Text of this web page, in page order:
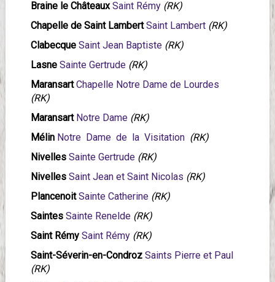
Braine le Châteaux Saint Rémy (RK)
Chapelle de Saint Lambert Saint Lambert (RK)
Clabecque Saint Jean Baptiste (RK)
LasneSainte Gertrude (RK)
Maransart Chapelle Notre Dame de Lourdes
(RK)
Maransart Notre Dame (RK)
Mélin Notre Dame de la Visitation(RK)
Nivelles Sainte Gertrude (RK)
Nivelles Saint Jean et Saint Nicolas (RK)
Plancenoit Sainte Catherine (RK)
Saintes Sainte Renelde (RK)
Saint Rémy Saint Rémy (RK)
Saint-Séverin-en-Condroz Saints Pierre et Paul
(RK)